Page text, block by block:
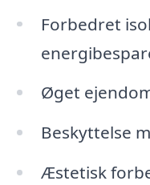
Forbedret
Øget
Beskyttelse
Æstetisk